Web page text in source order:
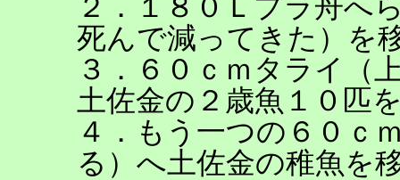
２．１８０Ｌプラ舟へ
死んで減ってきた）を
３．６０ｃｍタライ（
土佐金の２歳魚１０匹
４．もう一つの６０ｃ
る）へ土佐金の稚魚を